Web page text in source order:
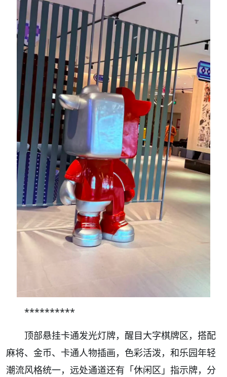
**********
顶部悬挂卡通发光灯牌，醒目大字棋牌区，搭配
麻将、金币、卡通人物插画，色彩活泼，和乐园年轻
潮流风格统一，远处通道还有「休闲区」指示牌，分